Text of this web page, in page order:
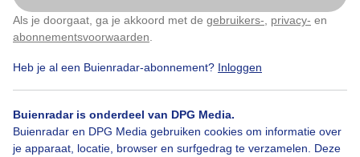
Als je doorgaat, ga je akkoord met de gebruikers- privacy- en
abonnementsvoorwaarden
Heb je al een Buienradar-abonnement? Inloggen
Buienradar is onderdeel van DPG Media.
Buienradar en DPG Media gebruiken cookies om informatie over
je apparaat, locatie, browser en surfgedrag te verzamelen. Deze
Klik hierom dit aan te passen